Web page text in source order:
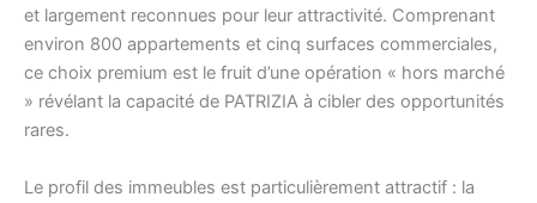
et largement reconnues pour leur attractivité. Comprenant
environ 800 appartements et cinq surfaces commerciales,
ce choix premium est le fruit d’une opération « hors marché
» révélant la capacité de PATRIZIA à cibler des opportunités
rares.
Le profil des immeubles est particulièrement attractif : la